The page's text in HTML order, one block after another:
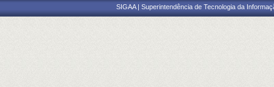
SIGAA | Superintendência de Tecnologia da